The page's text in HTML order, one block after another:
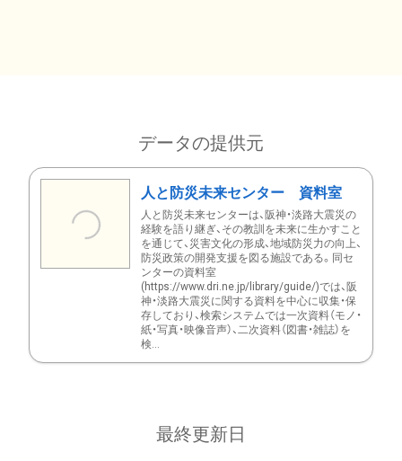
データの提供元
人と防災未来センター 資料室
人と防災未来センターは、阪神・淡路大震災の
経験を語り継ぎ、その教訓を未来に生かすこと
を通じて、災害文化の形成、地域防災力の向上、
防災政策の開発支援を図る施設である。同セ
ンターの資料室
(https://www.dri.ne.jp/library/guide/)では、阪
神・淡路大震災に関する資料を中心に収集・保
存しており、検索システムでは一次資料（モノ・
紙・写真・映像音声）、二次資料（図書・雑誌）を
検...
最終更新日